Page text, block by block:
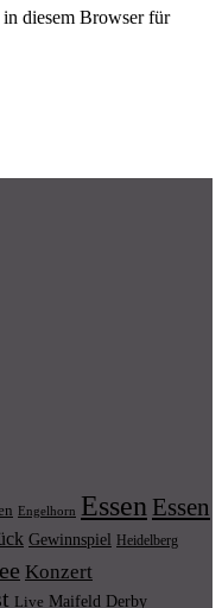
diesem Browser für
Engelhorn Essen Essen
Gewinnspiel Heidelberg
Konzert
Live Maifeld Derby